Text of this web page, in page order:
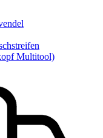
Multitool)